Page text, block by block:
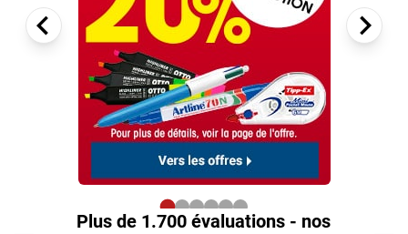
Plus de 1.700 évaluations - nos